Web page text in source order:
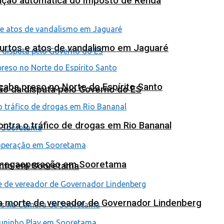
da disputa pelo Governo do ES
em Sooretama
e atos de vandalismo em Jaguaré
preso no Norte do Espírito Santo
o tráfico de drogas em Rio Bananal
em Sooretama
de vereador de Governador Lindenberg